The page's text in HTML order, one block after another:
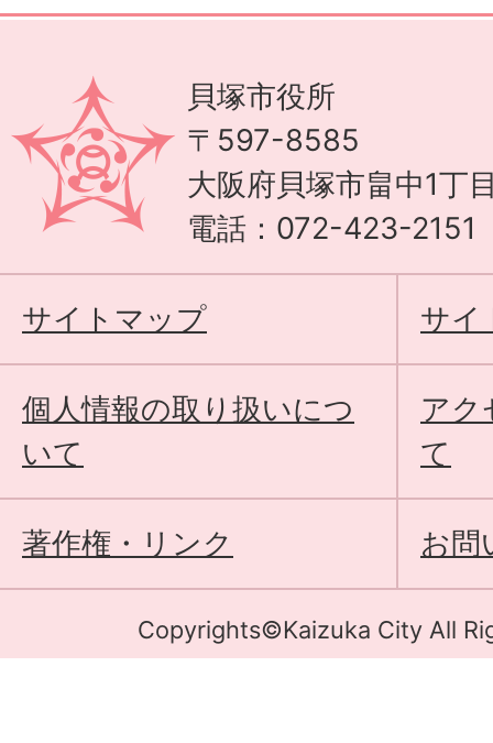
貝塚市役所
〒597-8585
大阪府貝塚市畠中1丁
電話：072-423-2151
サイトマップ サイ
個人情報の取り扱いにつ
いて
アク
て
著作権・リンク お問
Copyrights©Kaizuka City All